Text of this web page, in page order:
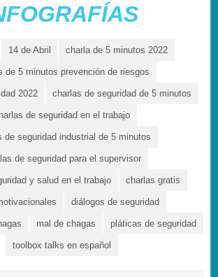
14 de Abril charla de 5 minutos 2022
de 5 minutos prevención de riesgos
2022 charlas de seguridad de 5 minutos
de seguridad en el trabajo
de seguridad industrial de 5 minutos
de seguridad para el supervisor
y salud en el trabajo charlas gratis
diálogos de seguridad
mal de chagas pláticas de seguridad
toolbox talks en español